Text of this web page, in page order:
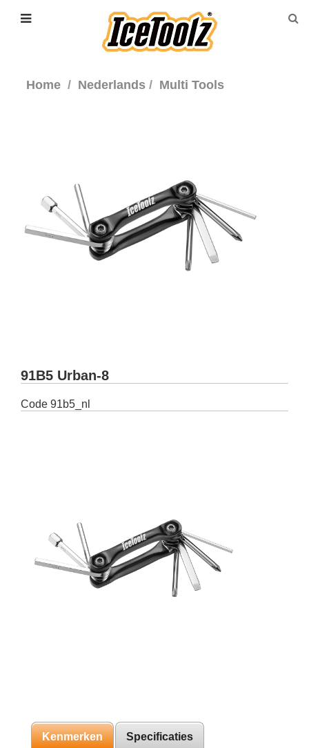
Home Nederlands Multi Tools
91B5 Urban-8
Code 91b5_nl
Kenmerken Specificaties